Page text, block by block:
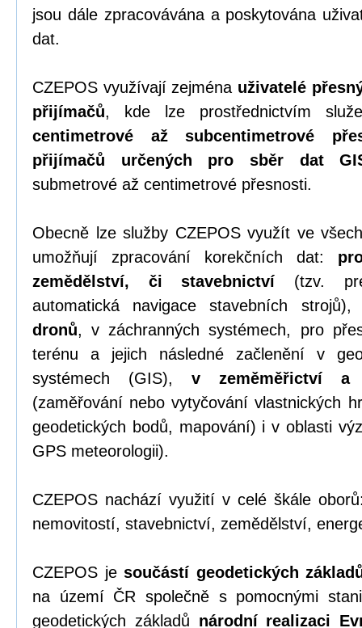
jsou dále zpracovávána a poskytována
dat.
CZEPOS využívají zejména uživatelé
přijímačů, kde lze prostřednictvím
centimetrové až subcentimetrové
přijímačů určených pro sběr dat
submetrové až centimetrové přesnosti.
Obecně lze služby CZEPOS využít ve
umožňují zpracování korekčních dat:
zemědělství, či stavebnictví (tzv.
automatická navigace stavebních
dronů, v záchranných systémech, pro
terénu a jejich následné začlenění v
systémech (GIS), v zeměměřictví a
(zaměřování nebo vytyčování vlastnických
geodetických bodů, mapování) i v oblasti
GPS meteorologii).
CZEPOS nachází využití v celé škále
nemovitostí, stavebnictví, zemědělství,
CZEPOS jesoučástí geodetických
na území ČR společně s pomocnými
geodetických základů národní realizaci